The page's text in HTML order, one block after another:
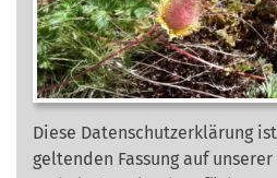
Diese Datenschutzerklärung
geltenden Fassung auf